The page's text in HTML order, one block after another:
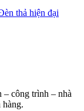
thả hiện đại
– công trình – nhà